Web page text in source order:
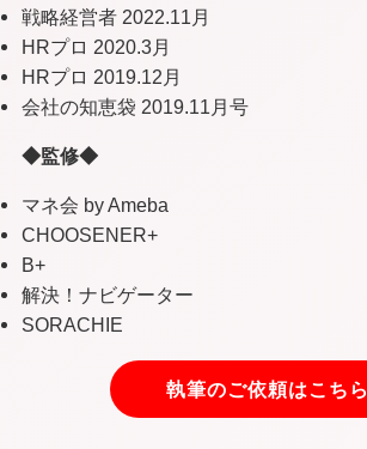
戦略経営者 2022.11月
HRプロ 2020.3月
HRプロ 2019.12月
会社の知恵袋 2019.11月号
◆監修◆
マネ会 by Ameba
CHOOSENER+
B+
解決！ナビゲーター
SORACHIE
執筆のご依頼はこちら